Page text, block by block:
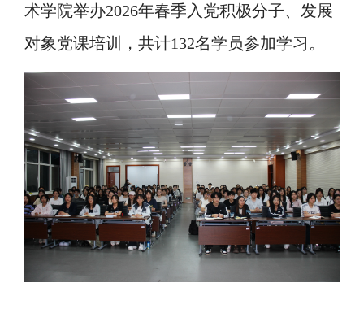
术学院举办2026年春季入党积极分子、发展
对象党课培训，共计132名学员参加学习。